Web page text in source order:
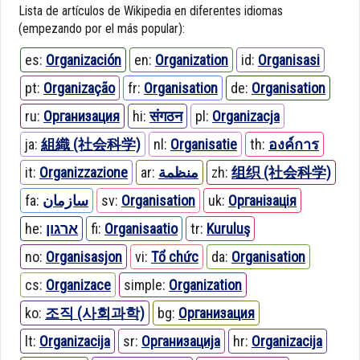
Lista de artículos de Wikipedia en diferentes idiomas
(empezando por el más popular):
es: Organización en: Organization id: Organisasi
pt: Organização fr: Organisation de: Organisation
ru: Организация hi:संगठन pl: Organizacja
ja: 組織 (社会科学) nl: Organisatie th: องค์การ
it: Organizzazione ar: منظمة zh: 组织 (社会科学)
fa: سازمان sv: Organisation uk: Організація
he: ארגון fi: Organisaatio tr: Kuruluş
no: Organisasjon vi: Tổ chức da: Organisation
cs: Organizace simple: Organization
ko: 조직 (사회과학) bg: Организация
lt: Organizacija sr: Организација hr: Organizacija